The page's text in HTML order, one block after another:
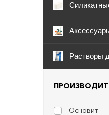
Растворы
Основит